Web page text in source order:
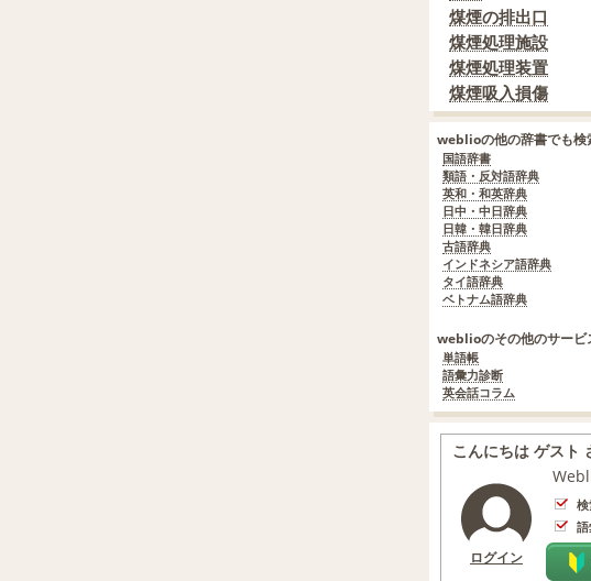
煤煙の排出口
煤煙処理施設
煤煙処理装置
煤煙吸入損傷
weblioの他の辞書でも検
国語辞書
類語・反対語辞典
英和・和英辞典
日中・中日辞典
日韓・韓日辞典
古語辞典
インドネシア語辞典
タイ語辞典
ベトナム語辞典
weblioのその他のサービ
単語帳
語彙力診断
英会話コラム
こんにちは ゲスト
ログイン
検
語